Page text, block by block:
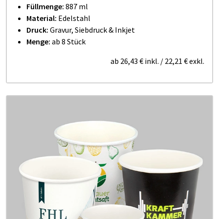
Füllmenge: 887 ml
Material: Edelstahl
Druck: Gravur, Siebdruck & Inkjet
Menge: ab 8 Stück
ab 26,43 € inkl. / 22,21 €exkl.